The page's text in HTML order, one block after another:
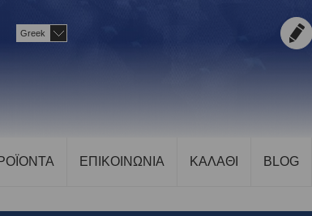
Greek
ΕΠΙΚΟΙΝΩΝΙΑ ΚΑΛΑΘΙ BLOG